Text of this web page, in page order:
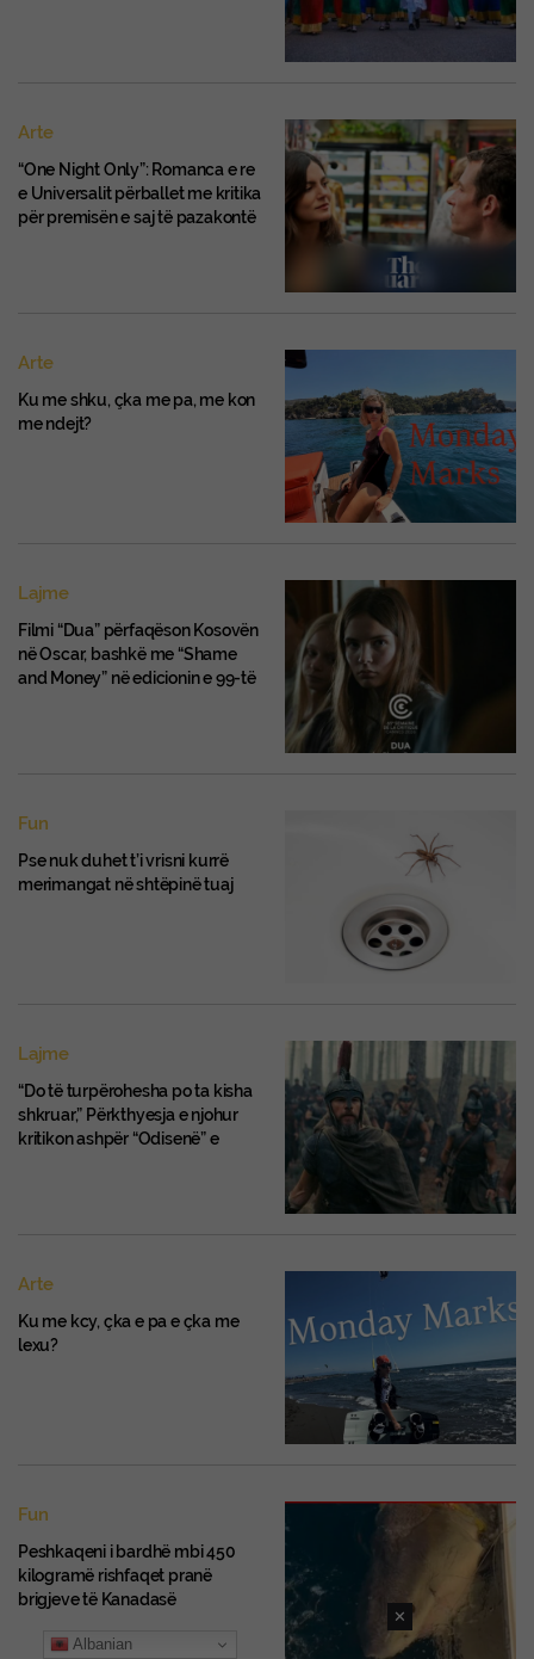
Arte
“One Night Only”: Romanca e re
e Universalit përballet me kritika
për premisën e saj të pazakontë
Arte
Ku me shku, çka me pa, me kon
me ndejt?
Lajme
Filmi “Dua” përfaqëson Kosovën
në Oscar, bashkë me “Shame
and Money” në edicionin e 99-të
Fun
Pse nuk duhet t’i vrisni kurrë
merimangat në shtëpinë tuaj
Lajme
“Do të turpërohesha po ta kisha
shkruar,” Përkthyesja e njohur
kritikon ashpër “Odisenë” e
Arte
Ku me kcy, çka e pa e çka me
lexu?
Fun
Peshkaqeni i bardhë mbi 450
kilogramë rishfaqet pranë
brigjeve të Kanadasë
Albanian
✕